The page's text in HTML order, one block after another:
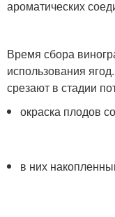
ароматических
Время сбора
использования
срезают в стадии
окраска плодов
в них